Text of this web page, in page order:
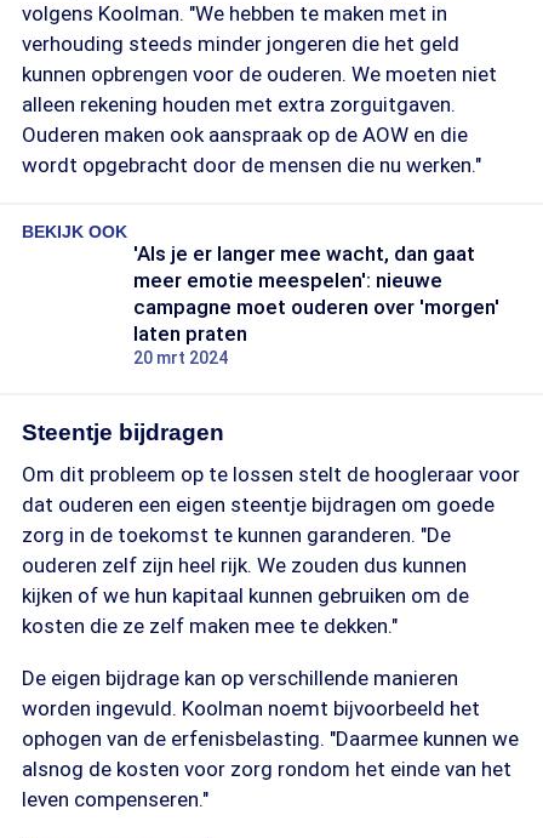
volgens Koolman. "We hebben te maken met in
verhouding steeds minder jongeren die het geld
kunnen opbrengen voor de ouderen. We moeten niet
alleen rekening houden met extra zorguitgaven.
Ouderen maken ook aanspraak op de AOW en die
wordt opgebracht door de mensen die nu werken."
BEKIJK OOK
'Als je er langer mee wacht, dan gaat
meer emotie meespelen': nieuwe
campagne moet ouderen over 'morgen'
laten praten
20 mrt 2024
Steentje bijdragen
Om dit probleem op te lossen stelt de hoogleraar voor
dat ouderen een eigen steentje bijdragen om goede
zorg in de toekomst te kunnen garanderen. "De
ouderen zelf zijn heel rijk. We zouden dus kunnen
kijken of we hun kapitaal kunnen gebruiken om de
kosten die ze zelf maken mee te dekken."
De eigen bijdrage kan op verschillende manieren
worden ingevuld. Koolman noemt bijvoorbeeld het
ophogen van de erfenisbelasting. "Daarmee kunnen we
alsnog de kosten voor zorg rondom het einde van het
leven compenseren."